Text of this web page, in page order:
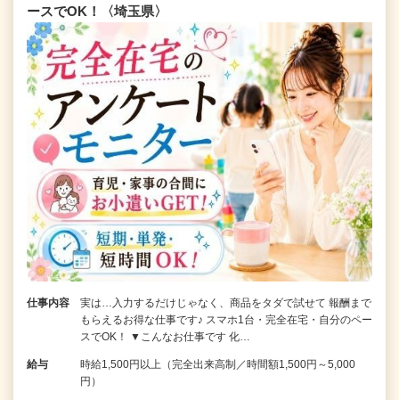
ースでOK！〈埼玉県〉
仕事内容
実は…入力するだけじゃなく、商品をタダで試せて 報酬まで
もらえるお得な仕事です♪ スマホ1台・完全在宅・自分のペー
スでOK！ ▼こんなお仕事です 化…
給与
時給1,500円以上（完全出来高制／時間額1,500円～5,000
円）